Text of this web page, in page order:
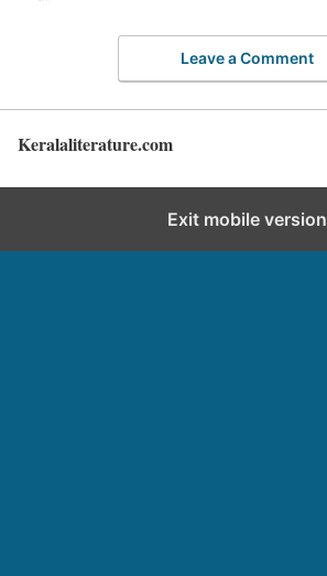
Leave a Comment
Keralaliterature.com
Exit mobile version